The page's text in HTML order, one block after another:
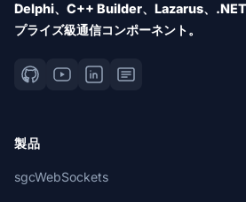
Delphi、C++ Builder、Lazarus、.NET
プライズ級通信コンポーネント。
製品
sgcWebSockets